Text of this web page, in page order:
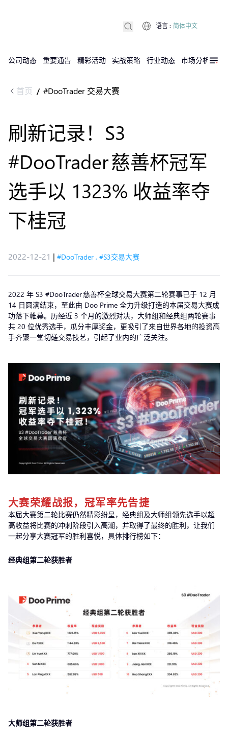
公司动态 重要通告 精彩活动 实战策略 行业动态 市场分析
语言 : 简体中文
首页 / #DooTrader 交易大赛
刷新记录！S3
#DooTrader 慈善杯冠军
选手以 1323% 收益率夺
下桂冠
2022-12-21 | #DooTrader , #S3交易大赛
2022 年 S3 #DooTrader 慈善杯全球交易大赛第二轮赛事已于 12 月
14 日圆满结束，至此由 Doo Prime 全力升级打造的本届交易大赛成
功落下帷幕。历经近 3 个月的激烈对决，大师组和经典组两轮赛事
共 20 位优秀选手，瓜分丰厚奖金，更吸引了来自世界各地的投资高
手齐聚一堂切磋交易技艺，引起了业内的广泛关注。
大赛荣耀战报，冠军率先告捷
本届大赛第二轮比赛仍然精彩纷呈，经典组及大师组领先选手以超
高收益将比赛的冲刺阶段引入高潮，并取得了最终的胜利，让我们
一起分享大赛冠军的胜利喜悦，具体排行榜如下：
经典组第二轮获胜者
大师组第二轮获胜者